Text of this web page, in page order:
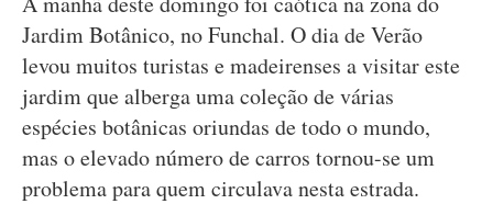
Jardim Botânico, no Funchal. O dia de Verão
levou muitos turistas e madeirenses a visitar este
jardim que alberga uma coleção de várias
espécies botânicas oriundas de todo o mundo,
mas o elevado número de carros tornou-se um
problema para quem circulava nesta estrada.